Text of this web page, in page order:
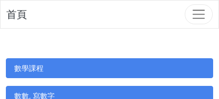
首頁
數學課程
數數, 寫數字